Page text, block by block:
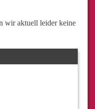
wir aktuell leider keine